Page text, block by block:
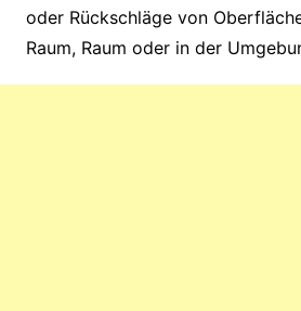
oder Rückschläge von
Raum, Raum oder in der